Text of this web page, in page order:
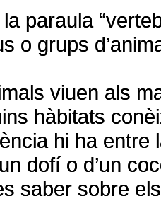
paraula
o grups
viuen als
hàbitats
hi ha entre
dofí o d’un
saber sobre